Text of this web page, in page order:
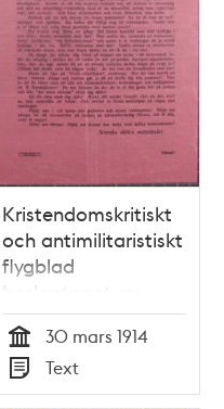
Kristendomskritiskt
och antimilitaristiskt
flygblad
beslagtaget av
polisen 1914
Tid
30 mars 1914
Typ
Text